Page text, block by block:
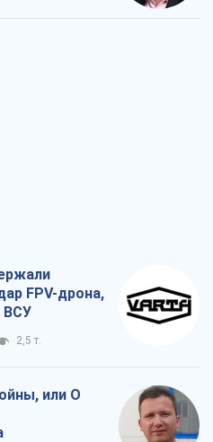
FPV-дрона,
ВСУ
2,5 т.
или О